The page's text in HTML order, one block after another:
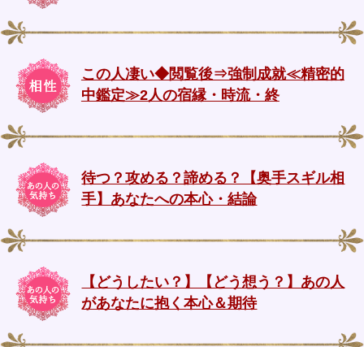
この人凄い◆閲覧後⇒強制成就≪精密的
中鑑定≫2人の宿縁・時流・終
待つ？攻める？諦める？【奥手スギル相
手】あなたへの本心・結論
【どうしたい？】【どう想う？】あの人
があなたに抱く本心＆期待